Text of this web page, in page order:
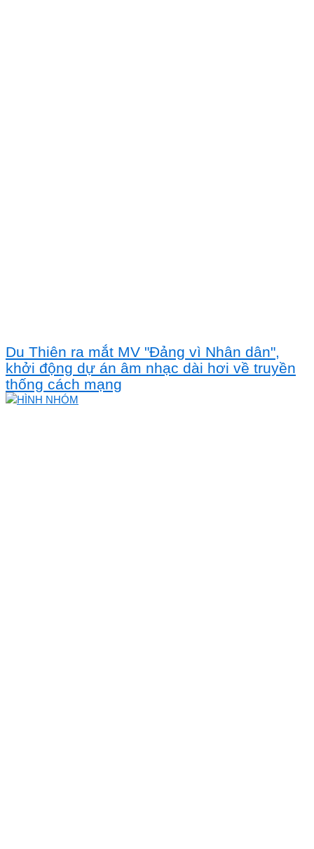
Du Thiên ra mắt MV "Đảng vì Nhân dân",
khởi động dự án âm nhạc dài hơi về truyền
thống cách mạng